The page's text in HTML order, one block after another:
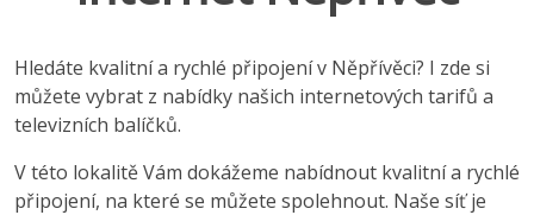
Hledáte kvalitní a rychlé připojení v Něpřívěci? I zde si
můžete vybrat z nabídky našich internetových tarifů a
televizních balíčků.
V této lokalitě Vám dokážeme nabídnout kvalitní a rychlé
připojení, na které se můžete spolehnout. Naše síť je